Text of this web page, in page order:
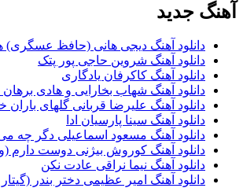
آهنگ جديد
دانلود آهنگ دیجی هانی (حافظ عسگری)
دانلود آهنگ شروین حاجی پور پتک
دانلود آهنگ کاکرفان یادگاری
دانلود آهنگ شهاب بخارایی و هادی
دانلود آهنگ علیرضا قربانی گلهای باران
دانلود آهنگ سینا پارسیان ادا
دانلود آهنگ مسعود اسماعیلی دگر چه
دانلود آهنگ کوروش بیژنی دوست دارم
دانلود آهنگ نیما نراقی عادت نکن
دانلود آهنگ امیر عظیمی دختر بندر